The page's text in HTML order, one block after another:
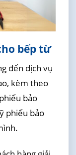
bếp từ
đến dịch vụ
kèm theo
bảo
phiếu bảo